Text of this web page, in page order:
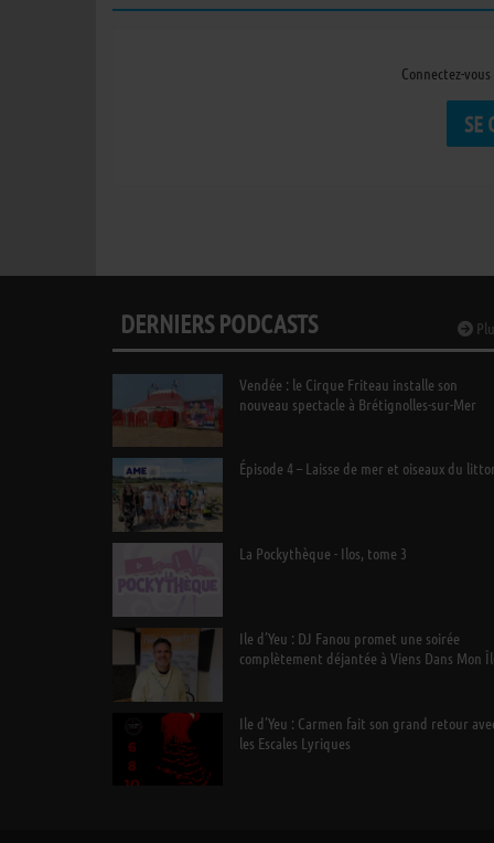
Connectez-
SE
DERNIERS PODCASTS
Vendée : le Cirque Friteau installe son
nouveau spectacle à Brétignolles-sur-Mer
Épisode 4 – Laisse de mer et oiseaux du
La Pockythèque - Ilos, tome 3
Ile d’Yeu : DJ Fanou promet une soirée
complètement déjantée à Viens Dans Mon
Ile d’Yeu : Carmen fait son grand retour
les Escales Lyriques